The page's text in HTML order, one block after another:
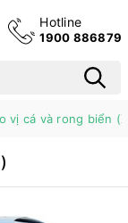
Hotline
1900 886879
vị cá và rong biển